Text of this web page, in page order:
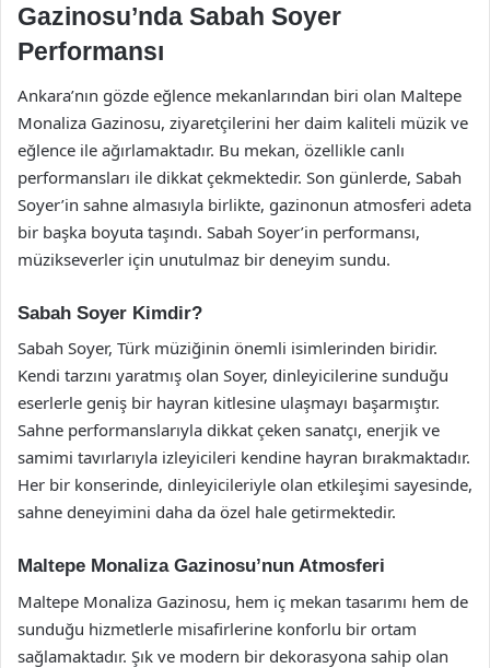
Gazinosu’nda Sabah Soyer
Performansı
Ankara’nın gözde eğlence mekanlarından biri olan Maltepe
Monaliza Gazinosu, ziyaretçilerini her daim kaliteli müzik ve
eğlence ile ağırlamaktadır. Bu mekan, özellikle canlı
performansları ile dikkat çekmektedir. Son günlerde, Sabah
Soyer’in sahne almasıyla birlikte, gazinonun atmosferi adeta
bir başka boyuta taşındı. Sabah Soyer’in performansı,
müzikseverler için unutulmaz bir deneyim sundu.
Sabah Soyer Kimdir?
Sabah Soyer, Türk müziğinin önemli isimlerinden biridir.
Kendi tarzını yaratmış olan Soyer, dinleyicilerine sunduğu
eserlerle geniş bir hayran kitlesine ulaşmayı başarmıştır.
Sahne performanslarıyla dikkat çeken sanatçı, enerjik ve
samimi tavırlarıyla izleyicileri kendine hayran bırakmaktadır.
Her bir konserinde, dinleyicileriyle olan etkileşimi sayesinde,
sahne deneyimini daha da özel hale getirmektedir.
Maltepe Monaliza Gazinosu’nun Atmosferi
Maltepe Monaliza Gazinosu, hem iç mekan tasarımı hem de
sunduğu hizmetlerle misafirlerine konforlu bir ortam
sağlamaktadır. Şık ve modern bir dekorasyona sahip olan